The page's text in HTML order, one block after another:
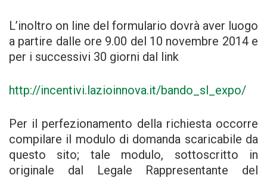
L’inoltro on line del formulario dovrà aver luogo
a partire dalle ore 9.00 del 10 novembre 2014 e
per i successivi 30 giorni dal link
http://incentivi.lazioinnova.it/bando_sl_expo/
Per il perfezionamento della richiesta occorre
compilare il modulo di domanda scaricabile da
questo sito; tale modulo, sottoscritto in
originale dal Legale Rappresentante del